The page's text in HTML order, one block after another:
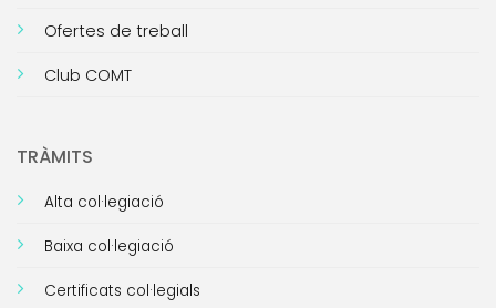
Ofertes de treball
Club COMT
TRÀMITS
Alta col·legiació
Baixa col·legiació
Certificats col·legials